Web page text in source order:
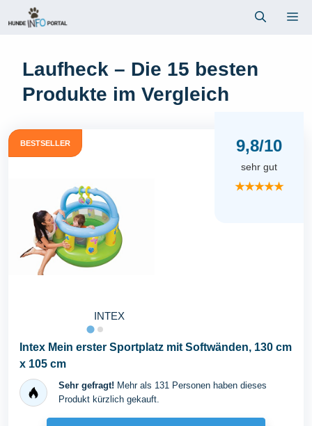
Inhalt
Laufheck – Die 15 besten
Produkte im Vergleich
BESTSELLER
INTEX
9,8/10
sehr gut
★★★★★
Intex Mein erster Sportplatz mit Softwänden, 130 cm
x 105 cm
Sehr gefragt! Mehr als 131 Personen haben dieses
Produkt kürzlich gekauft.